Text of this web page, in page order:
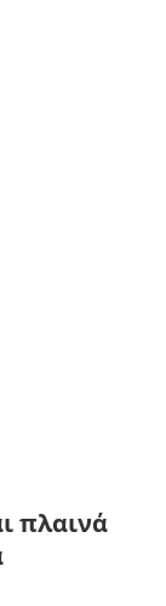
πλαινά